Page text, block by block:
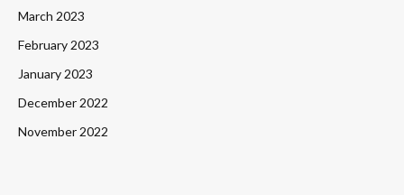
March 2023
February 2023
January 2023
December 2022
November 2022